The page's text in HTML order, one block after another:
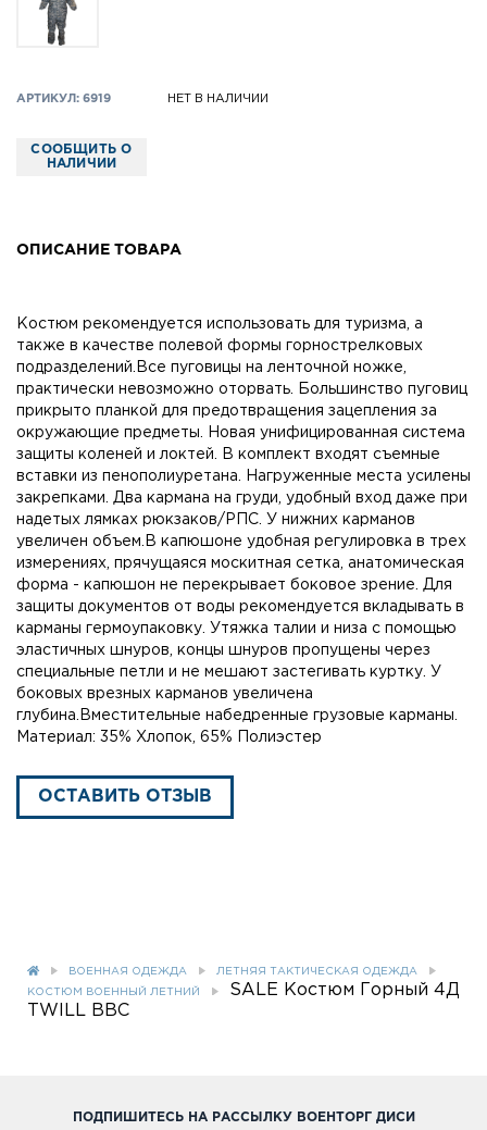
АРТИКУЛ: 6919 НЕТ В НАЛИЧИИ
СООБЩИТЬ О
НАЛИЧИИ
ОПИСАНИЕ ТОВАРА
Костюм рекомендуется использовать для туризма, а
также в качестве полевой формы горнострелковых
подразделений.Все пуговицы на ленточной ножке,
практически невозможно оторвать. Большинство пуговиц
прикрыто планкой для предотвращения зацепления за
окружающие предметы. Новая унифицированная система
защиты коленей и локтей. В комплект входят съемные
вставки из пенополиуретана. Нагруженные места усилены
закрепками. Два кармана на груди, удобный вход даже при
надетых лямках рюкзаков/РПС. У нижних карманов
увеличен объем.В капюшоне удобная регулировка в трех
измерениях, прячущаяся москитная сетка, анатомическая
форма - капюшон не перекрывает боковое зрение. Для
защиты документов от воды рекомендуется вкладывать в
карманы гермоупаковку. Утяжка талии и низа с помощью
эластичных шнуров, концы шнуров пропущены через
специальные петли и не мешают застегивать куртку. У
боковых врезных карманов увеличена
глубина.Вместительные набедренные грузовые карманы.
Материал: 35% Хлопок, 65% Полиэстер
ОСТАВИТЬ ОТЗЫВ
ВОЕННАЯ ОДЕЖДА ЛЕТНЯЯ ТАКТИЧЕСКАЯ ОДЕЖДА
КОСТЮМ ВОЕННЫЙ ЛЕТНИЙ
SALE Костюм Горный 4Д
TWILL BBC
ПОДПИШИТЕСЬ НА РАССЫЛКУ ВОЕНТОРГ ДИСИ